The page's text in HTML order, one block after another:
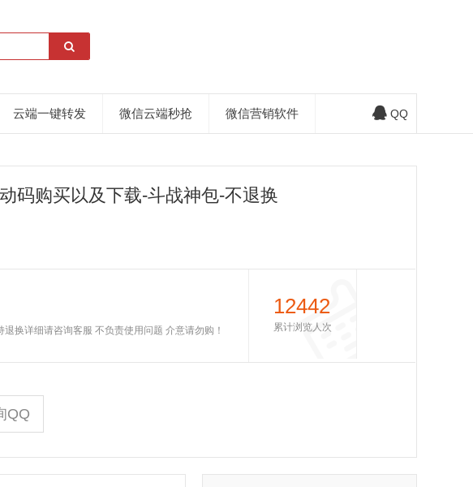
云端一键转发 微信云端秒抢 微信营销软件 QQ
码购买以及下载-斗战神包-不退换
换详细请咨询客服 不负责使用问题 介意请勿购！
12442
累计浏览人次
QQ